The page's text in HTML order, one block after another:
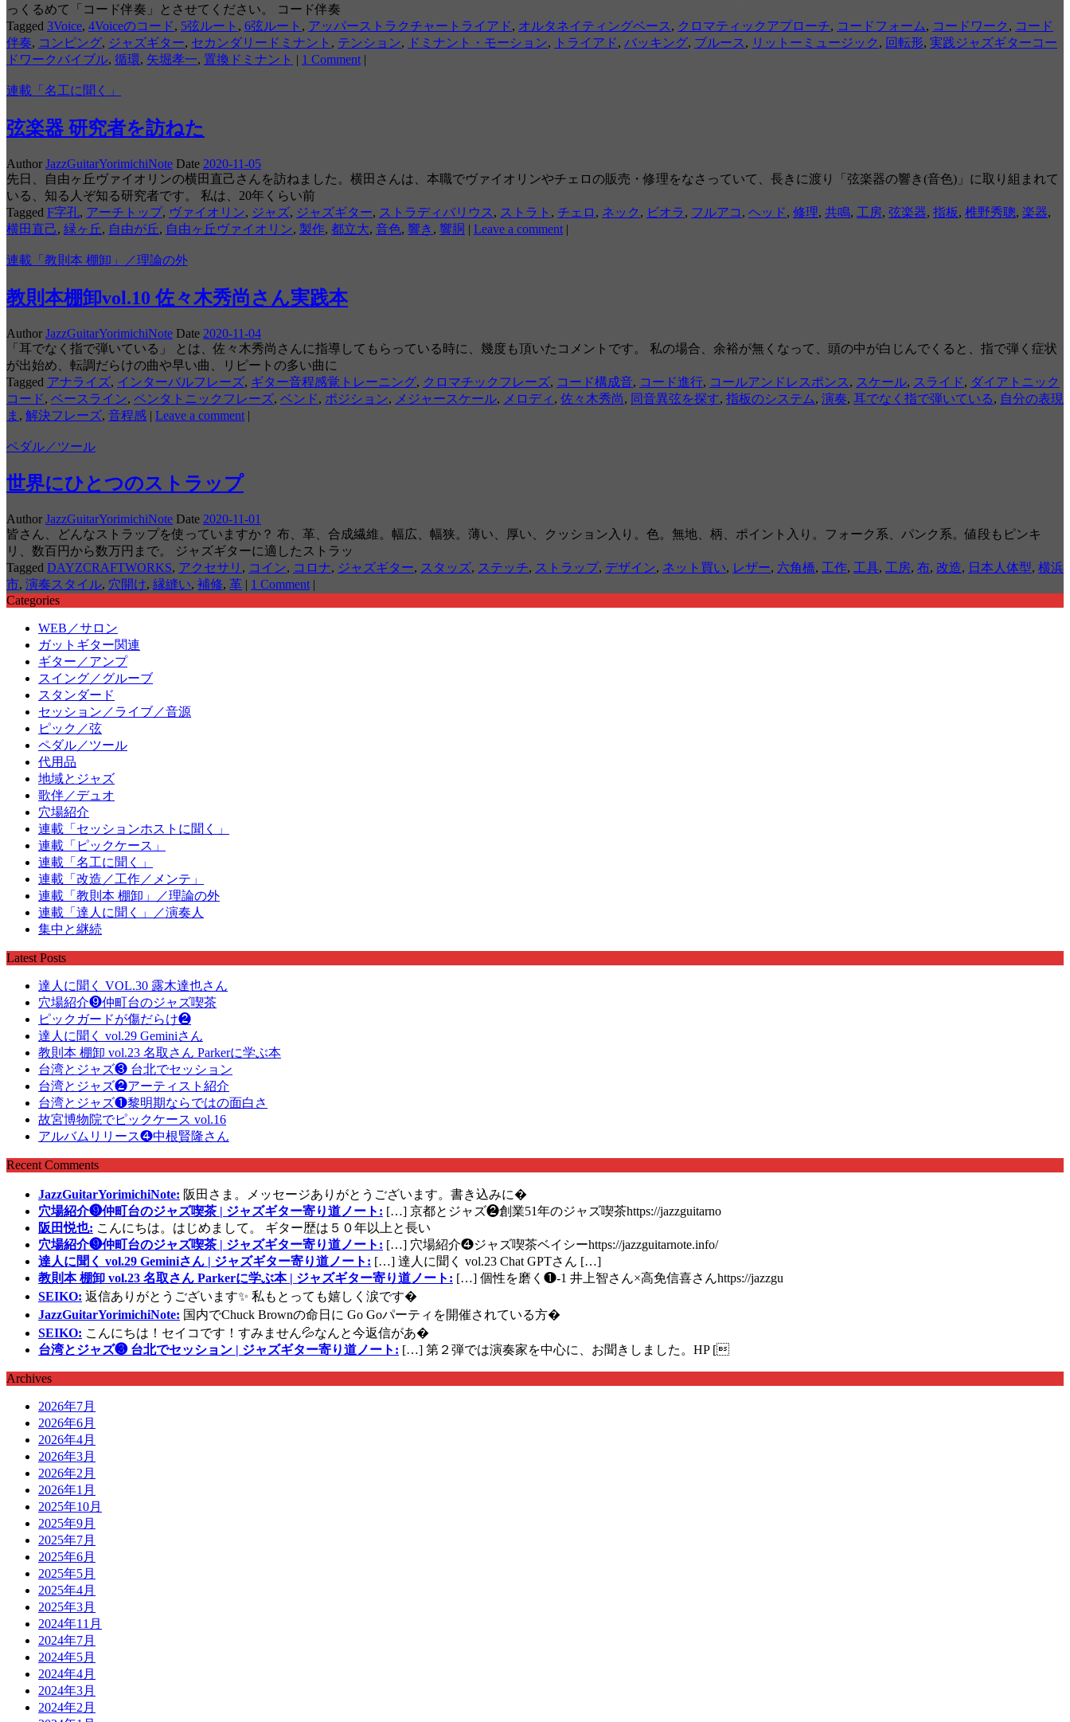
っくるめて「コード伴奏」とさせてください。 コード伴奏
Tagged 3Voice, 4Voiceのコード, 5弦ルート , 6弦ルート , アッパーストラクチャートライアド, オルタネイティングベース , クロマティックアプローチ, コードフォーム, コードワーク , コード
伴奏, コンピング, ジャズギター, セカンダリードミナント , テンション, ドミナント・モーション, トライアド, バッキング, ブルース , リットーミュージック , 回転形, 実践ジャズギターコー
ドワークバイブル, 循環, 矢堀孝一, 置換ドミナント | 1 Comment |
連載「名工に聞く」
弦楽器 研究者を訪ねた
Author JazzGuitarYorimichiNote Date 2020-11-05
先日、自由ヶ丘ヴァイオリンの横田直己さんを訪ねました。横田さんは、本職でヴァイオリンやチェロの販売・修理をなさっていて、長きに渡り「弦楽器の響き(音色)」に取り組まれて
いる、知る人ぞ知る研究者です。 私は、20年くらい前
Tagged F字孔, アーチトップ, ヴァイオリン, ジャズ, ジャズギター, ストラディバリウス , ストラト , チェロ , ネック , ビオラ, フルアコ , ヘッド, 修理, 共鳴, 工房, 弦楽器, 指板, 椎野秀聰, 楽器,
横田直己, 緑ヶ丘, 自由が丘, 自由ヶ丘ヴァイオリン, 製作, 都立大, 音色, 響き , 響胴 | Leave a comment |
連載「教則本 棚卸」／理論の外
教則本棚卸vol.10 佐々木秀尚さん実践本
Author JazzGuitarYorimichiNote Date 2020-11-04
「耳でなく指で弾いている」 とは、佐々木秀尚さんに指導してもらっている時に、幾度も頂いたコメントです。 私の場合、余裕が無くなって、頭の中が白じんでくると、指で弾く症状
が出始め、転調だらけの曲や早い曲、リピートの多い曲に
Tagged アナライズ, インターバルフレーズ, ギター音程感覚トレーニング, クロマチックフレーズ, コード構成音, コード進行, コールアンドレスポンス , スケール, スライド, ダイアトニック
コード, ベースライン, ペンタトニックフレーズ, ベンド, ポジション, メジャースケール, メロディ , 佐々木秀尚, 同音異弦を探す, 指板のシステム, 演奏, 耳でなく指で弾いている, 自分の表現
ま , 解決フレーズ, 音程感 | Leave a comment |
ペダル／ツール
世界にひとつのストラップ
Author JazzGuitarYorimichiNote Date 2020-11-01
皆さん、どんなストラップを使っていますか？ 布、革、合成繊維。幅広、幅狭。薄い、厚い、クッション入り。色。無地、柄、ポイント入り。フォーク系、パンク系。値段もピンキ
リ、数百円から数万円まで。 ジャズギターに適したストラッ
Tagged DAYZCRAFTWORKS, アクセサリ , コイン, コロナ, ジャズギター, スタッズ, ステッチ, ストラップ, デザイン, ネット買い, レザー, 六角橋, 工作, 工具, 工房, 布, 改造, 日本人体型, 横浜
市, 演奏スタイル, 穴開け, 縁縫い, 補修, 革 | 1 Comment |
Categories
WEB／サロン
ガットギター関連
ギター／アンプ
スイング／グルーブ
スタンダード
セッション／ライブ／音源
ピック／弦
ペダル／ツール
代用品
地域とジャズ
歌伴／デュオ
穴場紹介
連載「セッションホストに聞く」
連載「ピックケース」
連載「名工に聞く」
連載「改造／工作／メンテ」
連載「教則本 棚卸」／理論の外
連載「達人に聞く」／演奏人
集中と継続
Latest Posts
達人に聞く VOL.30 露木達也さん
穴場紹介❾仲町台のジャズ喫茶
ピックガードが傷だらけ❷
達人に聞く vol.29 Geminiさん
教則本 棚卸 vol.23 名取さん Parkerに学ぶ本
台湾とジャズ❸ 台北でセッション
台湾とジャズ❷アーティスト紹介
台湾とジャズ❶黎明期ならではの面白さ
故宮博物院でピックケース vol.16
アルバムリリース❹中根賢隆さん
Recent Comments
JazzGuitarYorimichiNote: 阪田さま。メッセージありがとうございます。書き込みに�
穴場紹介❾仲町台のジャズ喫茶 | ジャズギター寄り道ノート: […] 京都とジャズ❷創業51年のジャズ喫茶https://jazzguitarno
阪田悦也: こんにちは。はじめまして。 ギター歴は５０年以上と長い
穴場紹介❾仲町台のジャズ喫茶 | ジャズギター寄り道ノート: […] 穴場紹介❹ジャズ喫茶ベイシーhttps://jazzguitarnote.info/
達人に聞く vol.29 Geminiさん | ジャズギター寄り道ノート: […] 達人に聞く vol.23 Chat GPTさん […]
教則本 棚卸 vol.23 名取さん Parkerに学ぶ本 | ジャズギター寄り道ノート: […] 個性を磨く❶-1 井上智さん×高免信喜さんhttps://jazzgu
SEIKO: 返信ありがとうございます✨ 私もとっても嬉しく涙です�
JazzGuitarYorimichiNote: 国内でChuck Brownの命日に Go Goパーティを開催されている方�
SEIKO: こんにちは！セイコです！すみません💦なんと今返信があ�
台湾とジャズ❸ 台北でセッション | ジャズギター寄り道ノート: […] 第２弾では演奏家を中心に、お聞きしました。HP [
Archives
2026年7月
2026年6月
2026年4月
2026年3月
2026年2月
2026年1月
2025年10月
2025年9月
2025年7月
2025年6月
2025年5月
2025年4月
2025年3月
2024年11月
2024年7月
2024年5月
2024年4月
2024年3月
2024年2月